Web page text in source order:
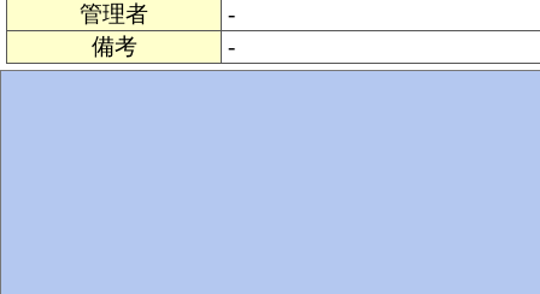
管理者
-
備考
-